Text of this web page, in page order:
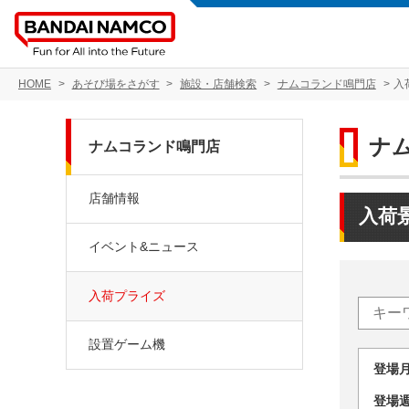
HOME あそび場をさがす 施設・店舗検索 ナムコランド鳴門店 入
ナ
入荷
登
登
ナムコランド鳴門店
店舗情報
イベント&ニュース
入荷プライズ
設置ゲーム機